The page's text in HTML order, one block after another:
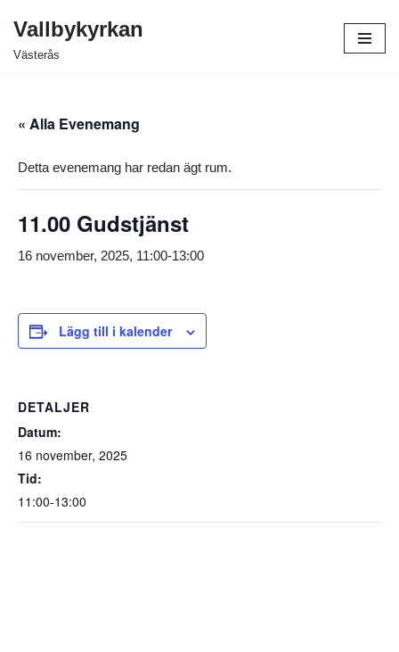
Hoppa
Vallbykyrkan
Västerås
« Alla Evenemang
Detta evenemang har redan ägt rum.
11.00 Gudstjänst
16 november, 2025, 11:00-13:00
Lägg till i kalender
DETALJER
Datum:
16 november, 2025
Tid:
11:00-13:00